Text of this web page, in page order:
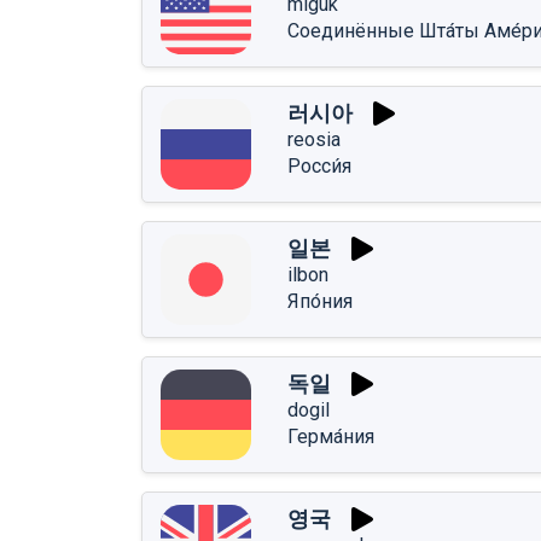
Соединённые Шта́ты
러시아
reosia
Росси́я
일본
ilbon
Япо́ния
독일
dogil
Герма́ния
영국